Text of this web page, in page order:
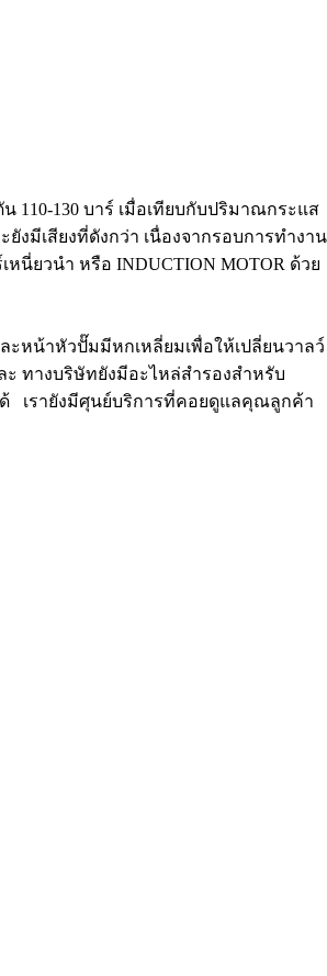
110-130 บาร์ เมื่อเทียบกับปริมาณกระแส
งมีเสียงที่ดังกว่า เนื่องจากรอบการทำงาน
นี่ยวนำ หรือ INDUCTION MOTOR ด้วย
ะหน้าหัวปั๊มมีหกเหลี่ยมเพื่อให้เปลี่ยนวาลว์
ะ ทางบริษัทยังมีอะไหล่สำรองสำหรับ
ด้ เรายังมีศุนย์บริการที่คอยดูแลคุณลูกค้า